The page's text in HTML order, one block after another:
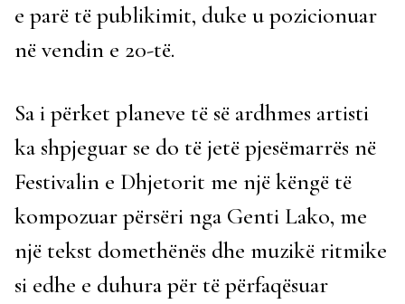
e parë të publikimit, duke u pozicionuar
në vendin e 20-të.
Sa i përket planeve të së ardhmes artisti
ka shpjeguar se do të jetë pjesëmarrës në
Festivalin e Dhjetorit me një këngë të
kompozuar përsëri nga Genti Lako, me
një tekst domethënës dhe muzikë ritmike
si edhe e duhura për të përfaqësuar